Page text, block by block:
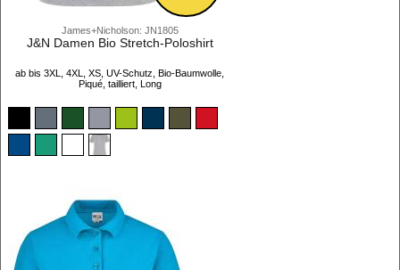
James+Nicholson: JN1805
J&N Damen Bio Stretch-Poloshirt
ab bis 3XL, 4XL, XS, UV-Schutz, Bio-Baumwolle,
Piqué, tailliert, Long